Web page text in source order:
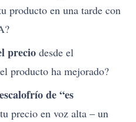
producto en una tarde con
precio desde el
producto ha mejorado?
escalofrío de “es
precio en voz alta – un